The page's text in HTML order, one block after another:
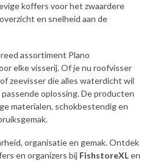
koffers voor het zwaardere
en snelheid aan de
assortiment Plano
elke visserij. Of je nu roofvisser
zeevisser die alles waterdicht wil
oplossing. De producten
materialen, schokbestendig en
organisatie en gemak. Ontdek
en organizers bij FishstoreXLen